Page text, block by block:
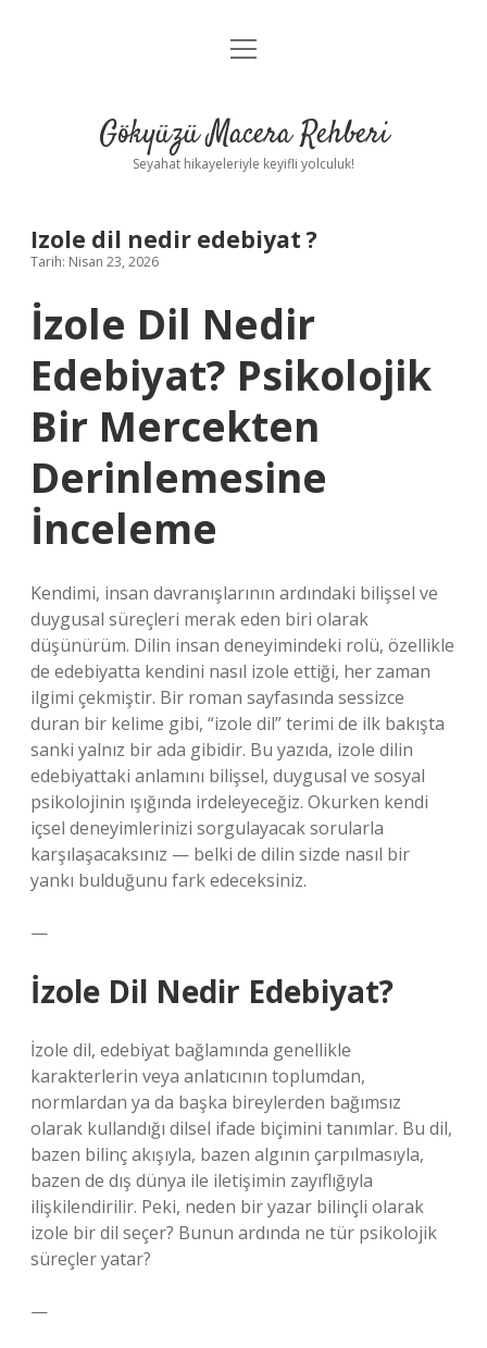
Anasayfa
Yasal Uyarı
menüyü
Gökyüzü Macera Rehberi
Seyahat hikayeleriyle keyifli yolculuk!
Izole dil nedir edebiyat ?
Tarih: Nisan 23, 2026
İzole Dil Nedir
Edebiyat? Psikolojik
Bir Mercekten
Derinlemesine
İnceleme
Kendimi, insan davranışlarının ardındaki bilişsel ve
duygusal süreçleri merak eden biri olarak
düşünürüm. Dilin insan deneyimindeki rolü, özellikle
de edebiyatta kendini nasıl izole ettiği, her zaman
ilgimi çekmiştir. Bir roman sayfasında sessizce
duran bir kelime gibi, “izole dil” terimi de ilk bakışta
sanki yalnız bir ada gibidir. Bu yazıda, izole dilin
edebiyattaki anlamını bilişsel, duygusal ve sosyal
psikolojinin ışığında irdeleyeceğiz. Okurken kendi
içsel deneyimlerinizi sorgulayacak sorularla
karşılaşacaksınız — belki de dilin sizde nasıl bir
yankı bulduğunu fark edeceksiniz.
—
İzole Dil Nedir Edebiyat?
İzole dil, edebiyat bağlamında genellikle
karakterlerin veya anlatıcının toplumdan,
normlardan ya da başka bireylerden bağımsız
olarak kullandığı dilsel ifade biçimini tanımlar. Bu dil,
bazen bilinç akışıyla, bazen algının çarpılmasıyla,
bazen de dış dünya ile iletişimin zayıflığıyla
ilişkilendirilir. Peki, neden bir yazar bilinçli olarak
izole bir dil seçer? Bunun ardında ne tür psikolojik
süreçler yatar?
—